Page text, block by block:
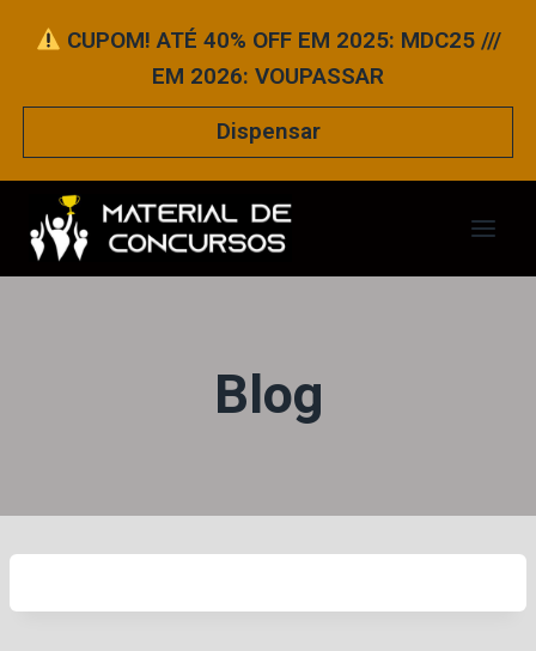
para
CUPOM! ATÉ 40% OFF EM 2025: MDC25 ///
EM 2026: VOUPASSAR
Dispensar
Blog